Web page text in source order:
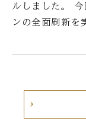
ルしました。
ンの全面刷新を